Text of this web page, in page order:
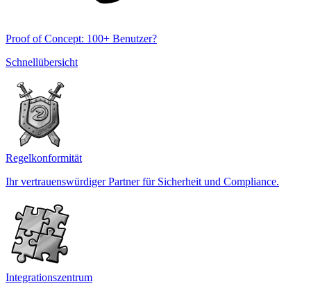
Proof of Concept: 100+ Benutzer?
Schnellübersicht
Regelkonformität
Ihr vertrauenswürdiger Partner für Sicherheit und Compliance.
Integrationszentrum